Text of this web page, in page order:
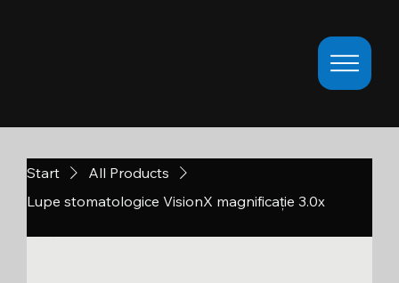
Start
All Products
Lupe stomatologice VisionX magnificație 3.0x